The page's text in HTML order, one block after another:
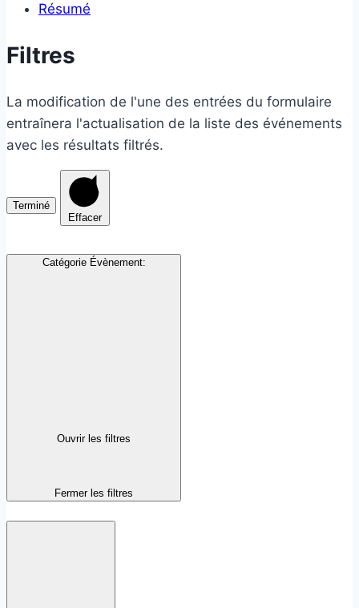
Résumé
Filtres
La modification de l'une des entrées du formulaire
entraînera l'actualisation de la liste des événements
avec les résultats filtrés.
Terminé
Effacer
Catégorie Évènement:
Ouvrir les filtres
Fermer les filtres